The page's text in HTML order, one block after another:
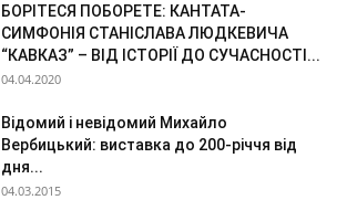
БОРІТЕСЯ ПОБОРЕТЕ: КАНТАТА-
СИМФОНІЯ СТАНІСЛАВА ЛЮДКЕВИЧА
“КАВКАЗ” – ВІД ІСТОРІЇ ДО СУЧАСНОСТІ...
04.04.2020
Відомий і невідомий Михайло
Вербицький: виставка до 200-річчя від
дня...
04.03.2015